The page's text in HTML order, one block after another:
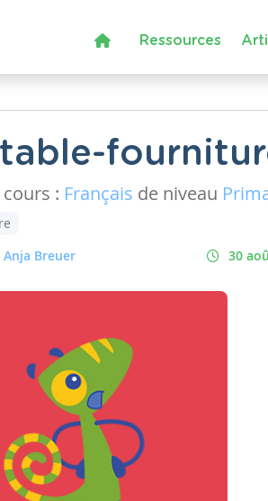
Ressources
: Français de niveau
Anja Breuer 30